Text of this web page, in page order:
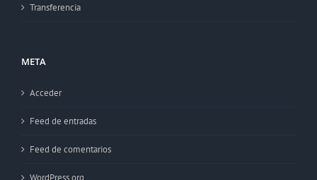
Transferencia
META
Acceder
Feed de entradas
Feed de comentarios
WordPress.org